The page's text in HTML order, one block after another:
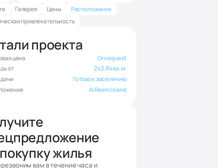
Галерея Цены
Расположение
привлекательность
проекта
цена
On request
от
243,84 кв. м.
Готово к заселению
Al Reem Island
жилья
вам в течение часа и